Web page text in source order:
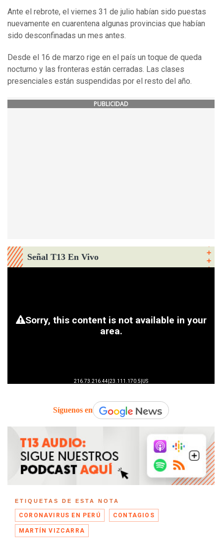
Ante el rebrote, el viernes 31 de julio habían sido puestas
nuevamente en cuarentena algunas provincias que habían
sido desconfinadas un mes antes.
Desde el 16 de marzo rige en el país un toque de queda
nocturno y las fronteras están cerradas. Las clases
presenciales están suspendidas por el resto del año.
PUBLICIDAD
Señal T13 En Vivo
Síguenos en
ETIQUETAS DE ESTA NOTA
CORONAVIRUS EN PERÚ CONTAGIOS
MARTÍN VIZCARRA